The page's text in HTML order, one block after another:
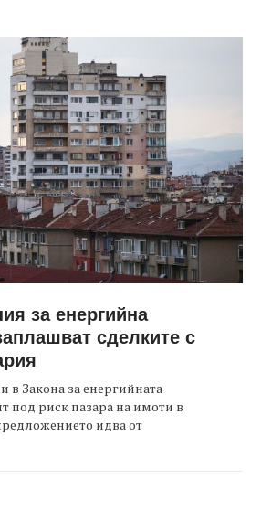
за енергийна
сделките с
Закона за енергийната
под риск пазара на имоти в
идва от